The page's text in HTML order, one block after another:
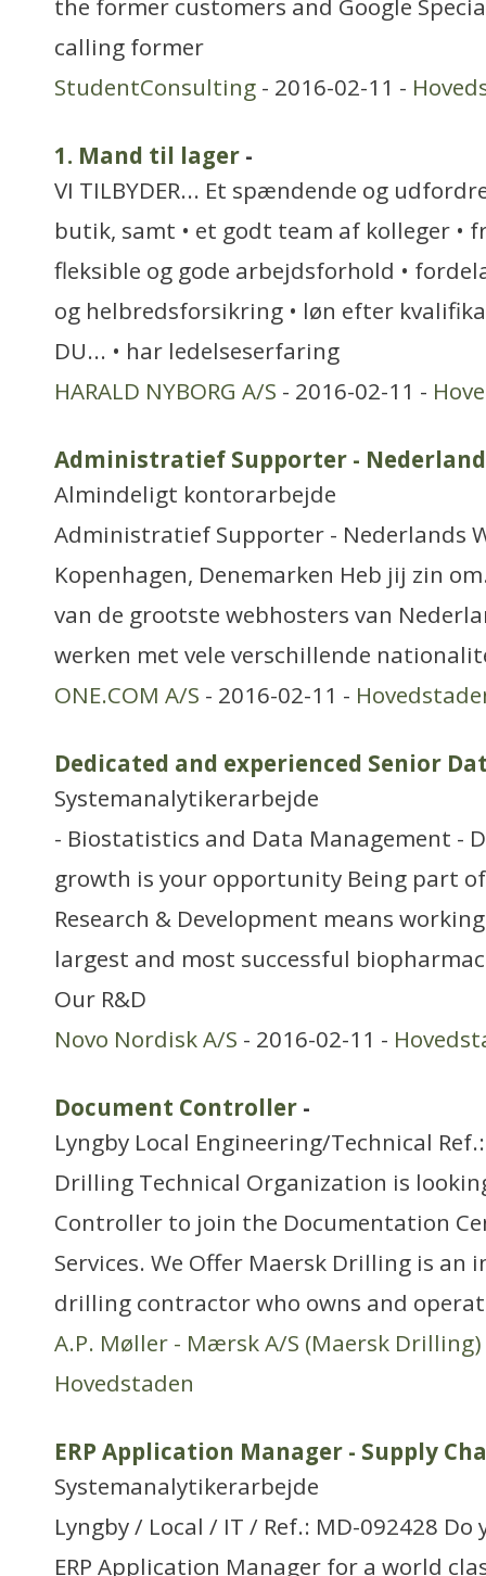
the former customers and Google
calling former
StudentConsulting - 2016-02-11 -
1. Mand til lager -
VI TILBYDER... Et spændende og
butik, samt • et godt team af kolleger •
fleksible og gode arbejdsforhold •
og helbredsforsikring • løn efter
DU... • har ledelseserfaring
HARALD NYBORG A/S - 2016-02-11 -
Administratief Supporter -
Almindeligt kontorarbejde
Administratief Supporter - Nederlands
Kopenhagen, Denemarken Heb jij zin
van de grootste webhosters van
werken met vele verschillende
ONE.COM A/S - 2016-02-11 -
Dedicated and experienced Senior
Systemanalytikerarbejde
- Biostatistics and Data Management -
growth is your opportunity Being part
Research & Development means
largest and most successful
Our R&D
Novo Nordisk A/S - 2016-02-11 -
Document Controller -
Lyngby Local Engineering/Technical
Drilling Technical Organization is
Controller to join the Documentation
Services. We Offer Maersk Drilling is
drilling contractor who owns and
A.P. Møller - Mærsk A/S (Maersk Drilling)
Hovedstaden
ERP Application Manager - Supply
Systemanalytikerarbejde
Lyngby / Local / IT / Ref.: MD-092428
ERP Application Manager for a world